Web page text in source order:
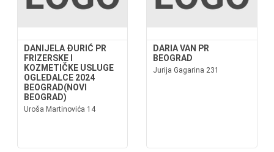
DANIJELA ĐURIĆ PR
FRIZERSKE I
KOZMETIČKE USLUGE
OGLEDALCE 2024
BEOGRAD(NOVI
BEOGRAD)
Uroša Martinovića 14
DARIA VAN PR
BEOGRAD
Jurija Gagarina 231